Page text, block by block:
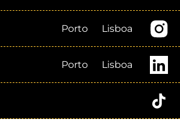
Porto Lisboa
Porto Lisboa